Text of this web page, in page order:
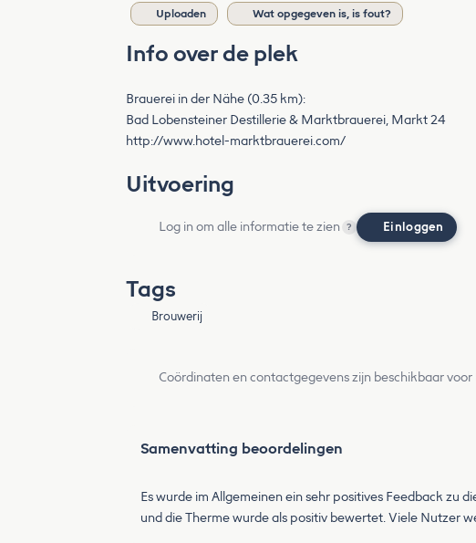
Uploaden Wat opgegeven is, is fout?
Info over de plek
Brauerei in der Nähe (0.35 km):
Bad Lobensteiner Destillerie & Marktbrauerei, Markt 24
http://www.hotel-marktbrauerei.com/
Uitvoering
Log in om alle informatie te zien ? Einloggen
Tags
Brouwerij
Coördinaten en contactgegevens zijn beschikbaar
Samenvatting beoordelingen
Es wurde im Allgemeinen ein sehr positives Feedback zu
und die Therme wurde als positiv bewertet. Viele Nutzer